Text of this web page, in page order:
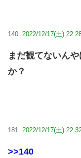
140: 2022/12/17(土)
まだ観てないん
か？
181: 2022/12/17(土)
>>140